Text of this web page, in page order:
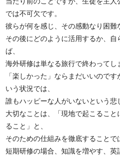
では不可欠です。
彼らが何を感じ、その感動なり困難
その後にどのように活用するか、
ば、
海外研修は単なる旅行で終わってし
「楽しかった」ならまだいいので
いう状況では、
誰もハッピーな人がいないという悲
大切なことは、「現地で起こるこ
ること」と、
そのための仕組みを徹底することで
短期研修の場合、知識を増やす、